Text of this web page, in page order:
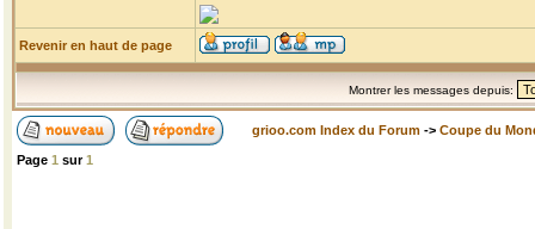
Revenir en haut de page
Montrer les messages depuis:
grioo.com Index du Forum -> Coupe du
Page 1 sur1